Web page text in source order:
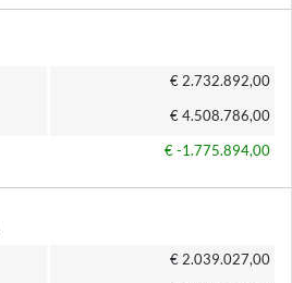
€ 2.732.892,00
€ 4.508.786,00
€ -1.775.894,00
€ 2.039.027,00